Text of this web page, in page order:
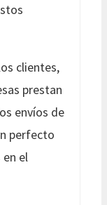
clientes,
prestan
envíos de
perfecto
el